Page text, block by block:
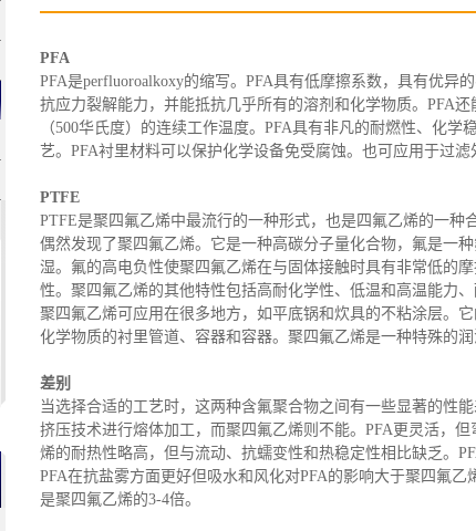
PFA
PFA是perfluoroalkoxy的缩写。 PFA具有低摩擦系数，具有优异
抗应力裂解能力，并能抵抗几乎所有的溶剂和化学物质。PFA
（500华氏度）的连续工作温度。PFA具有非凡的耐燃性、化
艺。PFA衬里材料可以保护化学设备免受腐蚀。也可应用于过滤
PTFE
PTFE是聚四氟乙烯中最流行的一种形式，也是四氟乙烯的一种
偶然发现了聚四氟乙烯。它是一种高碳分子量化合物，氟是一
湿。氟的高电负性使聚四氟乙烯在与固体接触时具有非常低的
性。聚四氟乙烯的其他特性包括高耐化学性、低温和高温能力
聚四氟乙烯可应用在很多地方 ，如平底锅和炊具的不粘涂层。
化学物质的衬里管道、容器和容器。聚四氟乙烯是一种特殊的
差别
当选择合适的工艺时，这两种含氟聚合物之间有一些显著的性能
挤压技术进行熔体加工，而聚四氟乙烯则不能。PFA更灵活，
烯的耐热性略高，但与流动、抗蠕变性和热稳定性相比缺乏。
PFA在抗盐雾方面更好但吸水和风化对PFA的影响大于聚四氟乙
是聚四氟乙烯的3-4倍。